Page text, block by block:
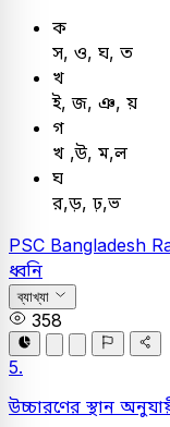
ক
স, ও, ঘ, ত
খ
ই, জ, ঞ, য়
গ
খ ,উ, ম,ল
ঘ
র,ড়, ঢ়,ভ
PSC Bangladesh
ধ্বনি
ব্যাখ্যা
358
5.
উচ্চারণের স্থান